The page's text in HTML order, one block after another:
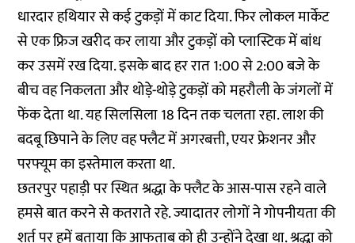
धारदार हथियार से कई टुकड़ों में काट दिया. फिर लोकल मार्केट
से एक फ्रिज खरीद कर लाया और टुकड़ों को प्लास्टिक में बांध
कर उसमें रख दिया. इसके बाद हर रात 1:00 से 2:00 बजे के
बीच वह निकलता और थोड़े-थोड़े टुकड़ों को महरौली के जंगलों में
फेंक देता था. यह सिलसिला 18 दिन तक चलता रहा. लाश की
बदबू छिपाने के लिए वह फ्लैट में अगरबत्ती, एयर फ्रेशनर और
परफ्यूम का इस्तेमाल करता था.
छतरपुर पहाड़ी पर स्थित श्रद्धा के फ्लैट के आस-पास रहने वाले
हमसे बात करने से कतराते रहे. ज्यादातर लोगों ने गोपनीयता की
शर्त पर हमें बताया कि आफताब को ही उन्होंने देखा था. श्रद्धा को